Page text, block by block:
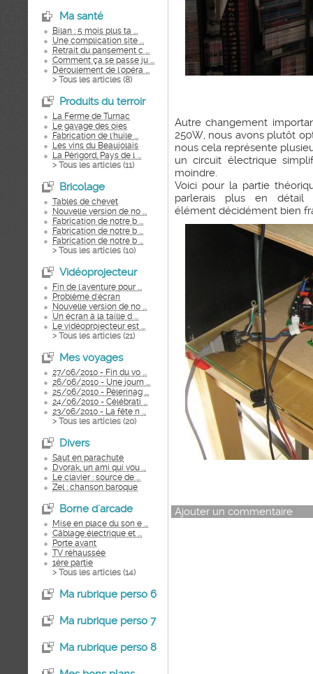
Ma santé
Bilan : 5 mois plus ta ...
Une complication site ...
Retrait du pansement c ...
Comment ça se passe ju ...
Déroulement de l'opéra ...
> Tous les articles (8)
Produits du terroir
La Ferme de Turnac
Le gavage des oies
Fabrication de l'huile ...
Les vins du Beaujolais
La Périgord, Pays de l ...
> Tous les articles (11)
Bricolage
Tables de chevet
Nouvelle version de no ...
Fabrication de notre b ...
Fabrication de notre b ...
Fabrication de notre b ...
> Tous les articles (10)
Vidéoprojecteur
Fin de l'aventure pour ...
Problème d'écran
Nouvelle version de no ...
Un écran à la taille d ...
Le vidéoprojecteur est ...
> Tous les articles (21)
Mes voyages
27/06/2010 - Fin du vo ...
26/06/2010 - Une journ ...
25/06/2010 - Pèlerinag ...
24/06/2010 - Célébrati ...
23/06/2010 - La fête n ...
> Tous les articles (20)
Divers
Saut en parachute
Dvorak, un ami qui vou ...
Le clavier : source de ...
Zel : chanson baroque
Borne d`arcade
Mise en place du son e ...
Câblage électrique et ...
Porte avant
TV réhaussée
1ère partie
> Tous les articles (14)
Ma rubrique perso 6
Ma rubrique perso 7
Ma rubrique perso 8
Autre changement
250W, nous avons plutôt
nous cela représente
un circuit électrique
moindre.
Voici pour la partie
parlerais plus en détail
élément décidément bien
Ajouter un commentaire